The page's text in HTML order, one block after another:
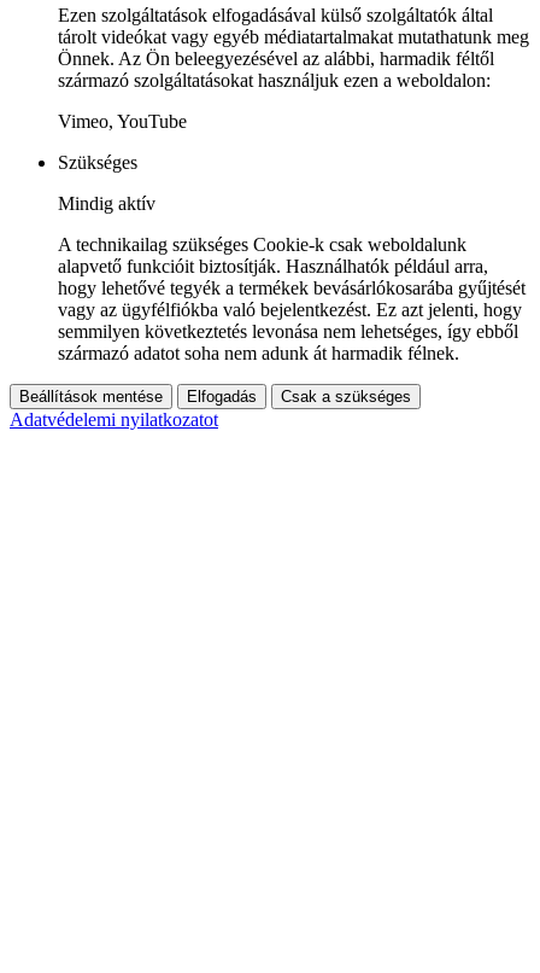
Ezen szolgáltatások elfogadásával külső szolgáltatók által
tárolt videókat vagy egyéb médiatartalmakat mutathatunk meg
Önnek. Az Ön beleegyezésével az alábbi, harmadik féltől
származó szolgáltatásokat használjuk ezen a weboldalon:
Vimeo, YouTube
Szükséges
Mindig aktív
A technikailag szükséges Cookie-k csak weboldalunk
alapvető funkcióit biztosítják. Használhatók például arra,
hogy lehetővé tegyék a termékek bevásárlókosarába gyűjtését
vagy az ügyfélfiókba való bejelentkezést. Ez azt jelenti, hogy
semmilyen következtetés levonása nem lehetséges, így ebből
származó adatot soha nem adunk át harmadik félnek.
Beállítások mentése Elfogadás Csak a szükséges
Adatvédelemi nyilatkozatot